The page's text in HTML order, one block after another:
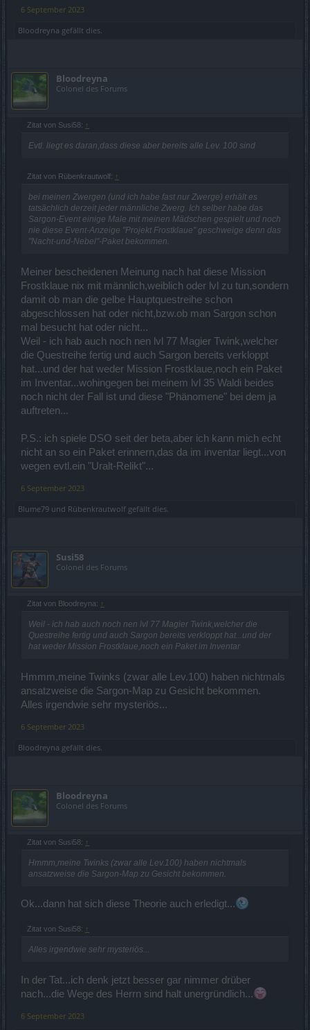
6 September 2023
Bloodreyna gefällt dies.
Bloodreyna
Colonel des Forums
Zitat von Susi58: ↑
Evtl. liegt es daran,dass diese aber bereits alle Lev. 100 sind
Zitat von Rübenkrautwolf: ↑
bei meinen Zwergen (und ich habe fast nur Zwerge) erhält es
tatsächlich derzeit jeder männliche Zwerg. Ich selber habe das
Sargon-Event einige Male mit meinen Mädschen gespielt und noch
nie diese Event-Anzeige "Projekt Frostklaue" geschweige denn das
"Nacht-und-Nebel"-Paket bekommen.
Meiner bescheidenen Meinung nach hat diese Mission
Frostklaue nix mit männlich,weiblich oder lvl zu tun,sondern
damit ob man die gelbe Hauptquestreihe schon
abgeschlossen hat oder nicht,bzw.ob man Sargon schon
mal besucht hat oder nicht...
Weil - ich hab auch noch nen lvl 77 Magier Twink,welcher
die Questreihe fertig und auch Sargon bereits verkloppt
hat...und der hat weder Mission Frostklaue,noch ein Paket
im Inventar...wohingegen bei meinem lvl 35 Waldi beides
noch nicht der Fall ist und diese "Phänomene" bei dem ja
auftreten...
P.S.: ich spiele DSO seit der beta,aber ich kann mich echt
nicht an so ein Paket erinnern,das da im inventar liegt...von
wegen evtl.ein "Uralt-Relikt"...
6 September 2023
Blume79 und Rübenkrautwolf gefällt dies.
Susi58
Colonel des Forums
Zitat von Bloodreyna: ↑
Weil - ich hab auch noch nen lvl 77 Magier Twink,welcher die
Questreihe fertig und auch Sargon bereits verkloppt hat...und der
hat weder Mission Frostklaue,noch ein Paket im Inventar
Hmmm,meine Twinks (zwar alle Lev.100) haben nichtmals
ansatzweise die Sargon-Map zu Gesicht bekommen.
Alles irgendwie sehr mysteriös...
6 September 2023
Bloodreyna gefällt dies.
Bloodreyna
Colonel des Forums
Zitat von Susi58: ↑
Hmmm,meine Twinks (zwar alle Lev.100) haben nichtmals
ansatzweise die Sargon-Map zu Gesicht bekommen.
Ok...dann hat sich diese Theorie auch erledigt...
Zitat von Susi58: ↑
Alles irgendwie sehr mysteriös...
In der Tat...ich denk jetzt besser gar nimmer drüber
nach...die Wege des Herrn sind halt unergründlich...
6 September 2023